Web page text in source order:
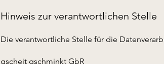
Hinweis zur verantwortlichen Stelle
Die verantwortliche Stelle für die
gscheit gschminkt GbR